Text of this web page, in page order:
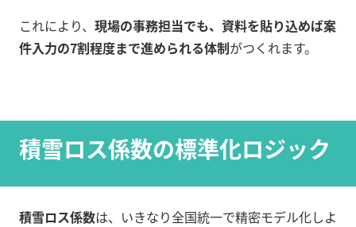
これにより、 現場の事務担当でも、資料を貼り込めば案
件入力の7割程度まで進められる体制がつくれます。
積雪ロス係数の標準化ロジック
積雪ロス係数は、いきなり全国統一で精密モデル化しよ